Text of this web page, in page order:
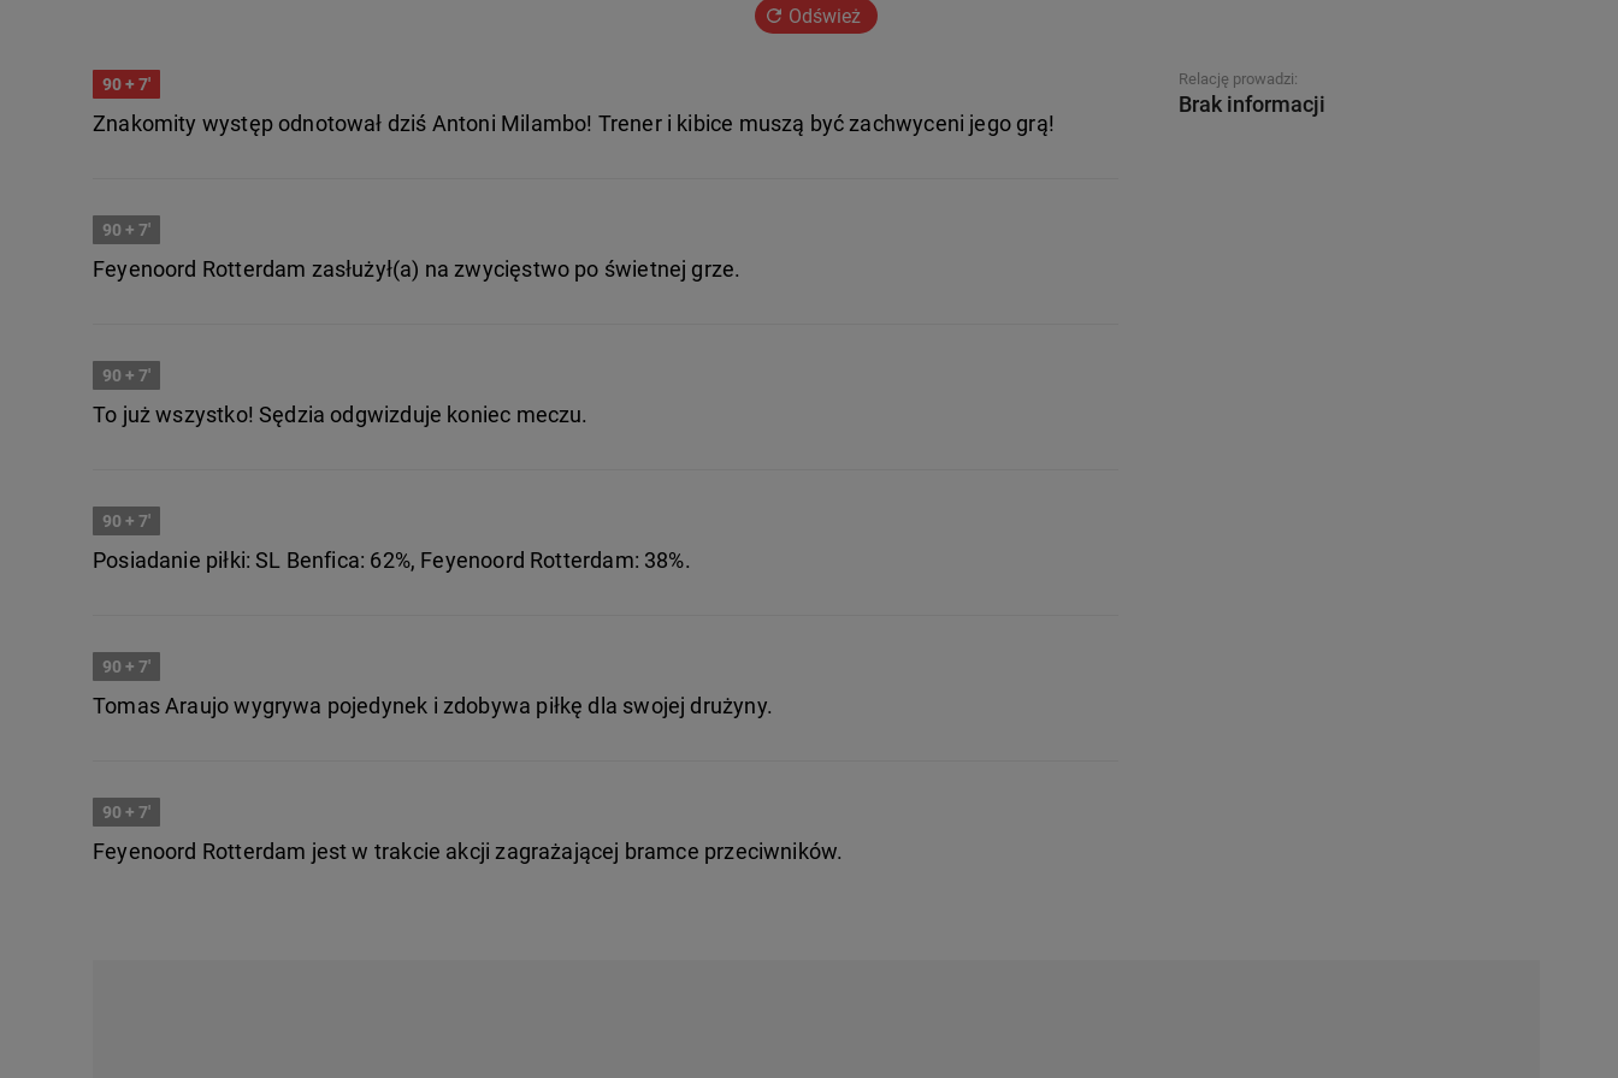
Odśwież
90+ 7'
Znakomity występ odnotował dziś Antoni Milambo! Trener i kibice muszą być zachwyceni jego grą!
90 + 7'
Feyenoord Rotterdam zasłużył(a) na zwycięstwo po świetnej grze.
90 + 7'
To już wszystko! Sędzia odgwizduje koniec meczu.
90 + 7'
Posiadanie piłki: SL Benfica: 62%, Feyenoord Rotterdam: 38%.
90 + 7'
Tomas Araujo wygrywa pojedynek i zdobywa piłkę dla swojej drużyny.
90 + 7'
Feyenoord Rotterdam jest w trakcie akcji zagrażającej bramce przeciwników.
Relację prowadzi:
Brak informacji